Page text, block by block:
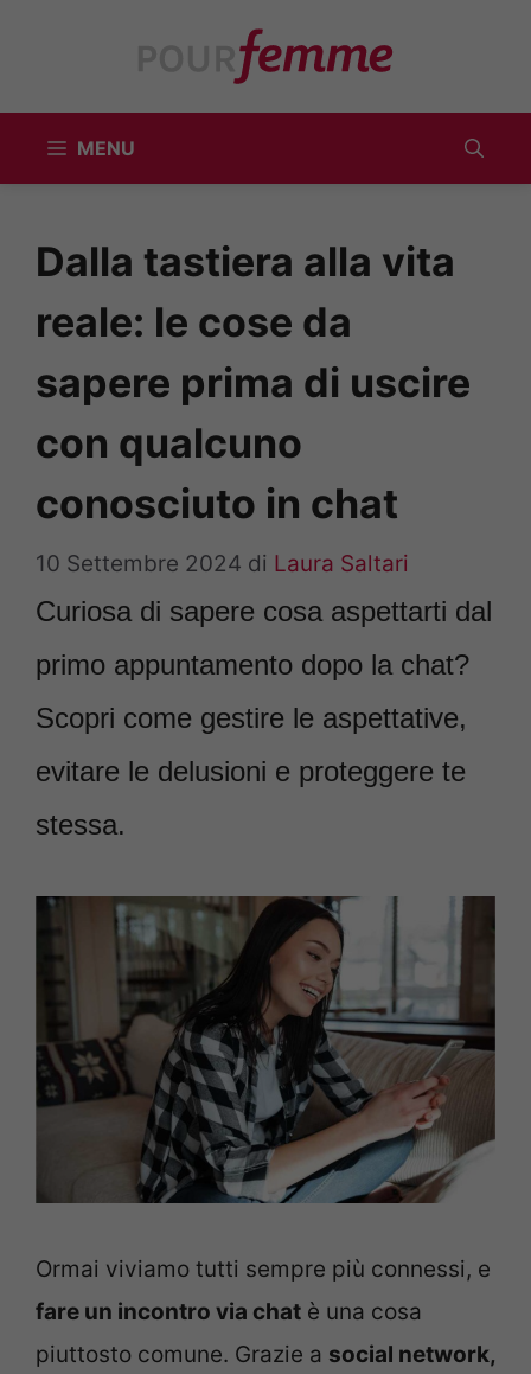
MENU
Dalla tastiera alla vita
reale: le cose da
sapere prima di uscire
con qualcuno
conosciuto in chat
10 Settembre 2024 di Laura Saltari
Curiosa di sapere cosa aspettarti dal
primo appuntamento dopo la chat?
Scopri come gestire le aspettative,
evitare le delusioni e proteggere te
stessa.
Ormai viviamo tutti sempre più connessi, e
fare un incontro via chat è una cosa
piuttosto comune. Grazie a social network,